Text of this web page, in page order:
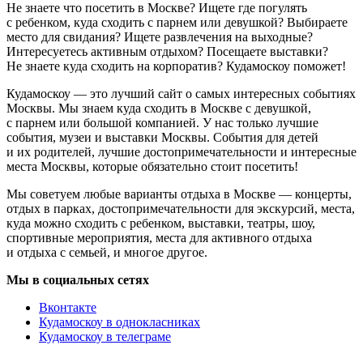
Не знаете что посетить в Москве? Ищете где погулять
с ребенком, куда сходить с парнем или девушкой? Выбираете
место для свидания? Ищете развлечения на выходные?
Интересуетесь активным отдыхом? Посещаете выставки?
Не знаете куда сходить на корпоратив? Кудамоскоу поможет!
Кудамоскоу — это лучший сайт о самых интересных событиях
Москвы. Мы знаем куда сходить в Москве с девушкой,
с парнем или большой компанией. У нас только лучшие
события, музеи и выставки Москвы. События для детей
и их родителей, лучшие достопримечательности и интересные
места Москвы, которые обязательно стоит посетить!
Мы советуем любые варианты отдыха в Москве — концерты,
отдых в парках, достопримечательности для экскурсий, места,
куда можно сходить с ребенком, выставки, театры, шоу,
спортивные мероприятия, места для активного отдыха
и отдыха с семьей, и многое другое.
Мы в социальных сетях
Вконтакте
Кудамоскоу в однокласниках
Кудамоскоу в телеграме